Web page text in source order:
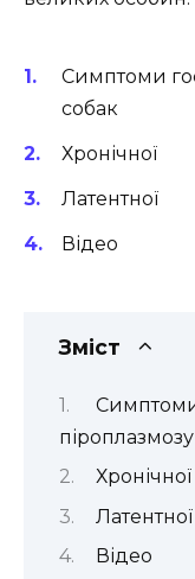
Симптоми
собак
Хронічної
Латентної
Відео
Зміст
Хронічної
Латентної
Відео